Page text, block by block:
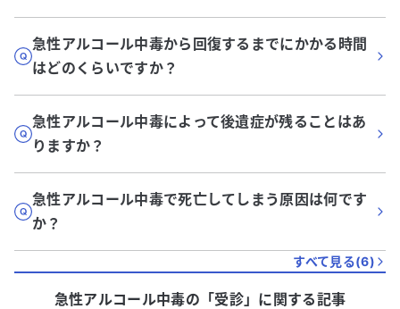
急性アルコール中毒から回復するまでにかかる時間
はどのくらいですか？
急性アルコール中毒によって後遺症が残ることはあ
りますか？
急性アルコール中毒で死亡してしまう原因は何です
か？
すべて見る(6)
急性アルコール中毒の「受診」に関する記事